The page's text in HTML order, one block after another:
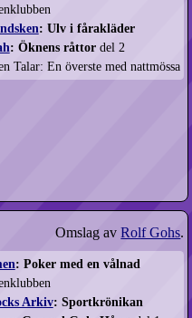
: Ulv i fårakläder
: Öknens råttor del 2
Talar: En överste med nattmössa
Omslag avRolf Gohs.
: Poker med en vålnad
Arkiv: Sportkrönikan